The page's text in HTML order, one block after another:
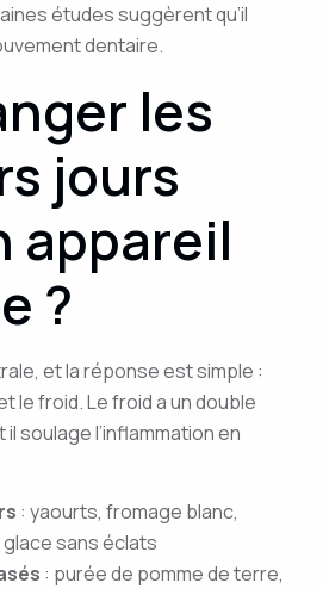
études suggèrent qu’il
dentaire.
les
jours
appareil
?
et la réponse est simple :
le froid. Le froid a un double
soulage l’inflammation en
: yaourts, fromage blanc,
sans éclats
: purée de pomme de terre,